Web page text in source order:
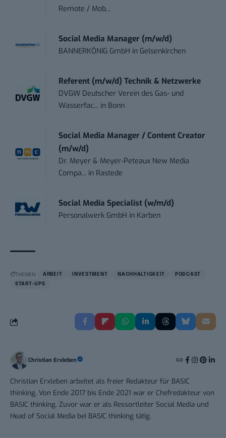
Remote / Mob...
Social Media Manager (m/w/d)
BANNERKÖNIG GmbH in Gelsenkirchen
Referent (m/w/d) Technik & Netzwerke
DVGW Deutscher Verein des Gas- und
Wasserfac... in Bonn
Social Media Manager / Content Creator
(m/w/d)
Dr. Meyer & Meyer-Peteaux New Media
Compa... in Rastede
Social Media Specialist (w/m/d)
Personalwerk GmbH in Karben
THEMEN: ARBEIT INVESTMENT NACHHALTIGKEIT
PODCAST
START-UPS
Christian Erxleben
Christian Erxleben arbeitet als freier Redakteur für BASIC
thinking. Von Ende 2017 bis Ende 2021 war er Chefredakteur von
BASIC thinking. Zuvor war er als Ressortleiter Social Media und
Head of Social Media bei BASIC thinking tätig.